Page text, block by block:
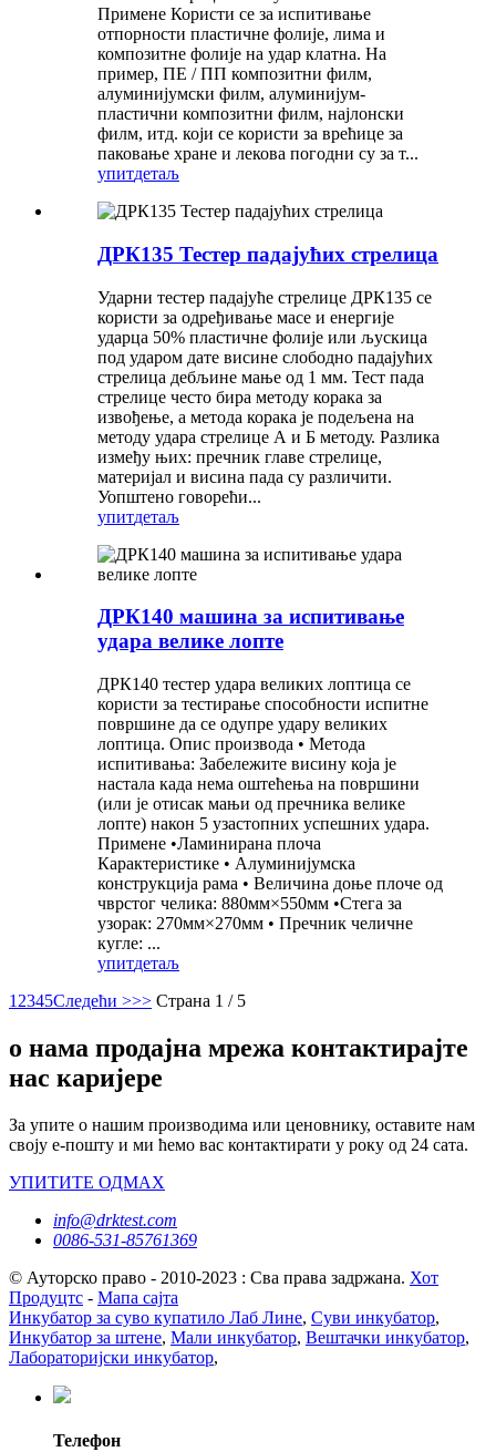
Примене Користи се за испитивање
отпорности пластичне фолије, лима и
композитне фолије на удар клатна. На
пример, ПЕ / ПП композитни филм,
алуминијумски филм, алуминијум-
пластични композитни филм, најлонски
филм, итд. који се користи за врећице за
паковање хране и лекова погодни су за т...
упитдетаљ
ДРК135 Тестер падајућих стрелица
Ударни тестер падајуће стрелице ДРК135 се
користи за одређивање масе и енергије
ударца 50% пластичне фолије или љускица
под ударом дате висине слободно падајућих
стрелица дебљине мање од 1 мм. Тест пада
стрелице често бира методу корака за
извођење, а метода корака је подељена на
методу удара стрелице А и Б методу. Разлика
између њих: пречник главе стрелице,
материјал и висина пада су различити.
Уопштено говорећи...
упитдетаљ
ДРК140 машина за испитивање
удара велике лопте
ДРК140 тестер удара великих лоптица се
користи за тестирање способности испитне
површине да се одупре удару великих
лоптица. Опис производа • Метода
испитивања: Забележите висину која је
настала када нема оштећења на површини
(или је отисак мањи од пречника велике
лопте) након 5 узастопних успешних удара.
Примене •Ламинирана плоча
Карактеристике • Алуминијумска
конструкција рама • Величина доње плоче од
чврстог челика: 880мм×550мм •Стега за
узорак: 270мм×270мм • Пречник челичне
кугле: ...
упитдетаљ
1 2345Следећи >>> Страна 1 / 5
о нама продајна мрежа контактирајте
нас каријере
За упите о нашим производима или ценовнику, оставите нам
своју е-пошту и ми ћемо вас контактирати у року од 24 сата.
УПИТИТЕ ОДМАХ
info@drktest.com
0086-531-85761369
© Ауторско право - 2010-2023 : Сва права задржана. Хот
Продуцтс - Мапа сајта
Инкубатор за суво купатило Лаб Лине, Суви инкубатор,
Инкубатор за штене, Мали инкубатор, Вештачки инкубатор,
Лабораторијски инкубатор,
Телефон